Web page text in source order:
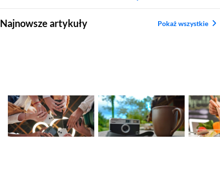
Najnowsze artykuły Pokaż wszystkie
Nadchodzące
premiery smartfonów
– kalendarz nowości
2026
Ranking aparatów
kompaktowych.
Najlepsze modele
2026